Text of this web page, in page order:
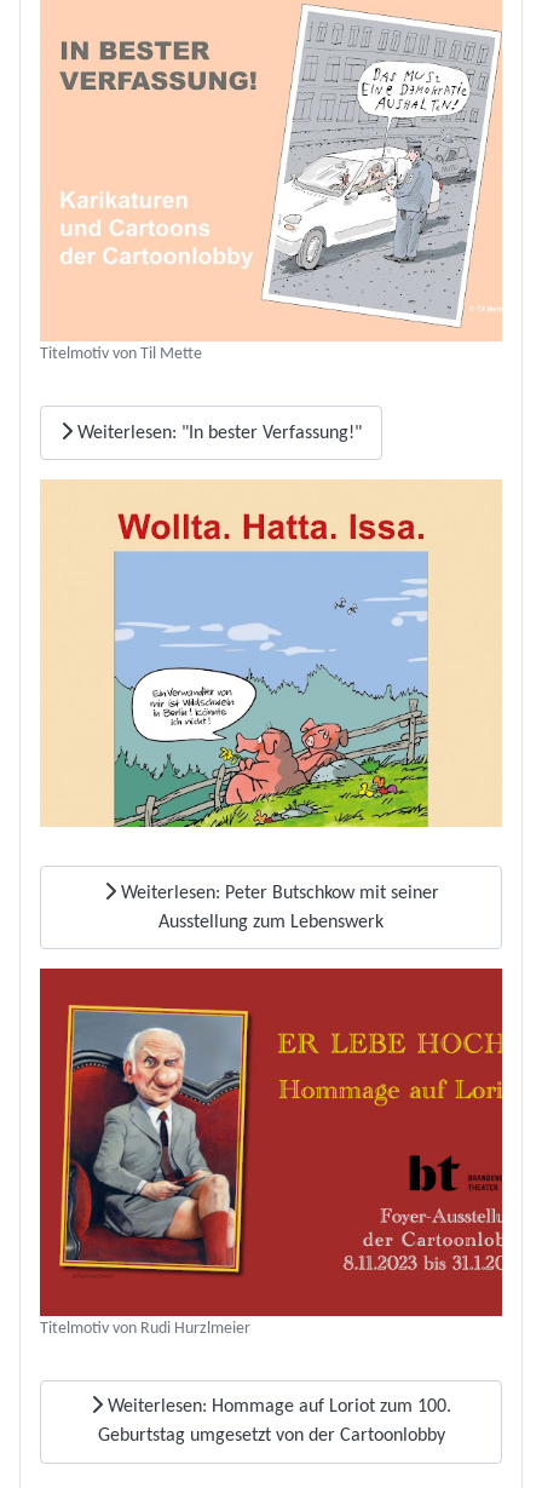
Titelmotiv von Til Mette
Weiterlesen: "In bester Verfassung!"
Weiterlesen: Peter Butschkow mit seiner
Ausstellung zum Lebenswerk
Titelmotiv von Rudi Hurzlmeier
Weiterlesen: Hommage auf Loriot zum 100.
Geburtstag umgesetzt von der Cartoonlobby